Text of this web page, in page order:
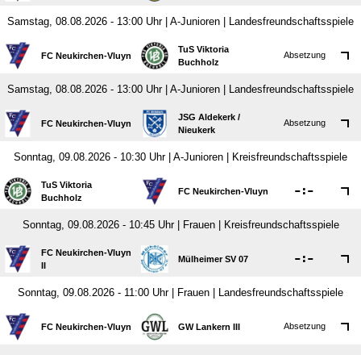
Samstag, 08.08.2026 - 13:00 Uhr | A-Junioren | Landesfreundschaftsspiele
FC Neukirchen-Vluyn
TuS Viktoria
Buchholz
Absetzung
Samstag, 08.08.2026 - 13:00 Uhr | A-Junioren | Landesfreundschaftsspiele
FC Neukirchen-Vluyn
JSG Aldekerk /​
Nieukerk
Absetzung
Sonntag, 09.08.2026 - 10:30 Uhr | A-Junioren | Kreisfreundschaftsspiele
TuS Viktoria
Buchholz
FC Neukirchen-Vluyn :
Sonntag, 09.08.2026 - 10:45 Uhr | Frauen | Kreisfreundschaftsspiele
FC Neukirchen-Vluyn
II
Mülheimer SV 07 :
Sonntag, 09.08.2026 - 11:00 Uhr | Frauen | Landesfreundschaftsspiele
FC Neukirchen-Vluyn GW Lankern III Absetzung